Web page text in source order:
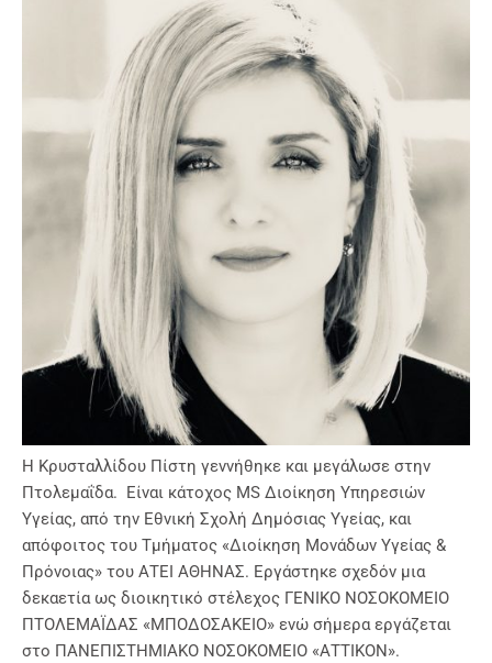
Η Κρυσταλλίδου Πίστη γεννήθηκε και μεγάλωσε στην
Πτολεμαΐδα. Είναι κάτοχος ΜS Διοίκηση Υπηρεσιών
Υγείας, από την Εθνική Σχολή Δημόσιας Υγείας, και
απόφοιτος του Τμήματος «Διοίκηση Μονάδων Υγείας &
Πρόνοιας» του ΑΤΕΙ ΑΘΗΝΑΣ. Εργάστηκε σχεδόν μια
δεκαετία ως διοικητικό στέλεχος ΓΕΝΙΚΟ ΝΟΣΟΚΟΜΕΙΟ
ΠΤΟΛΕΜΑΪΔΑΣ «ΜΠΟΔΟΣΑΚΕΙΟ» ενώ σήμερα εργάζεται
στο ΠΑΝΕΠΙΣΤΗΜΙΑΚΟ ΝΟΣΟΚΟΜΕΙΟ «ΑΤΤΙΚΟΝ».